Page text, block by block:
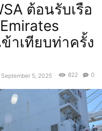
ต้อนรับเรือ
าเทียบท่าครั้ง
September 5, 2025 0
822